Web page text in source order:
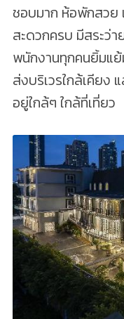
ชอบมาก ห้อพักสวย
สะดวกครบ มีสระว่า
พนักงานทุกคนยิ้มแย้
ส่งบริเวรใกล้เคียง
อยู่ใกล้ๆ ใกล้ที่เที่ยว